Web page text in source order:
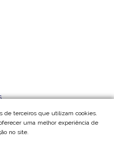
de terceiros que utilizam cookies.
uma melhor experiência de
no site.Salarial de Mulheres e